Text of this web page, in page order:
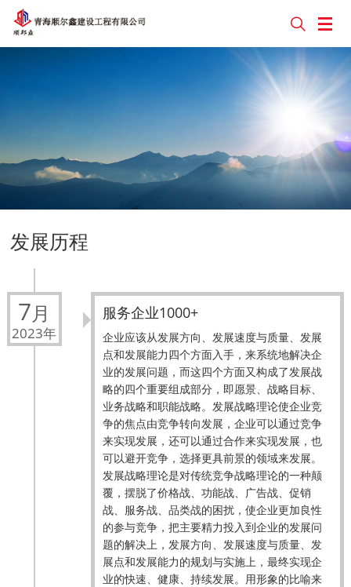
 
发展历程
服务企业1000+
企业应该从发展方向、发展速度与质量、发展
点和发展能力四个方面入手，来系统地解决企
业的发展问题，而这四个方面又构成了发展战
略的四个重要组成部分，即愿景、战略目标、
业务战略和职能战略。发展战略理论使企业竞
争的焦点由竞争转向发展，企业可以通过竞争
来实现发展，还可以通过合作来实现发展，也
可以避开竞争，选择更具前景的领域来发展。
发展战略理论是对传统竞争战略理论的一种颠
覆，摆脱了价格战、功能战、广告战、促销
战、服务战、品类战的困扰，使企业更加良性
的参与竞争，把主要精力投入到企业的发展问
题的解决上，发展方向、发展速度与质量、发
展点和发展能力的规划与实施上，最终实现企
业的快速、健康、持续发展。用形象的比喻来
7月
2023年